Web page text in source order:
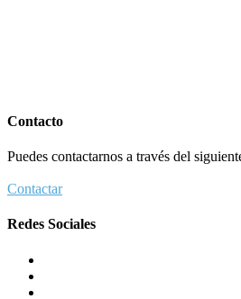
Contacto
Puedes contactarnos a través del
Contactar
Redes Sociales